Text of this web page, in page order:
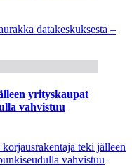
datakeskuksesta –
yrityskaupat
vahvistuu
teki jälleen
vahvistuu